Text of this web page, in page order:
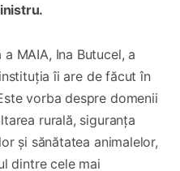
MAIA, Ina Butucel, a
îi are de făcut în
vorba despre domenii
rurală, siguranța
și sănătatea animalelor,
dintre cele mai